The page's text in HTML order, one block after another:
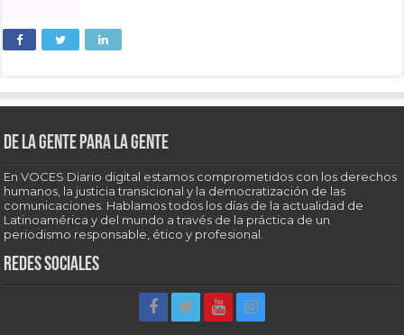
De la gente para la gente
En VOCES Diario digital estamos comprometidos con los derechos
humanos, la justicia transicional y la democratización de las
comunicaciones. Hablamos todos los días de la actualidad de
Latinoamérica y del mundo a través de la práctica de un
periodismo responsable, ético y profesional.
Redes sociales